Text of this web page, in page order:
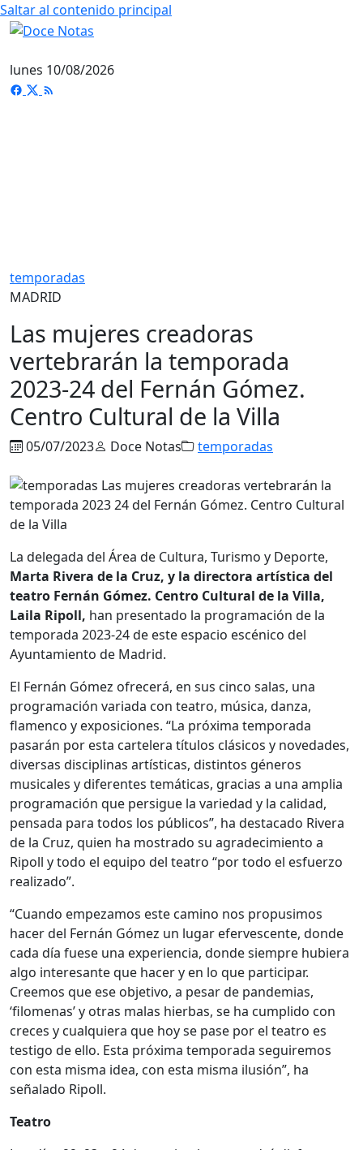
Saltar al contenido principal
lunes 10/08/2026
temporadas
MADRID
Las mujeres creadoras
vertebrarán la temporada
2023-24 del Fernán Gómez.
Centro Cultural de la Villa
05/07/2023 Doce Notas temporadas
La delegada del Área de Cultura, Turismo y Deporte,
Marta Rivera de la Cruz, y la directora artística del
teatro Fernán Gómez. Centro Cultural de la Villa,
Laila Ripoll, han presentado la programación de la
temporada 2023-24 de este espacio escénico del
Ayuntamiento de Madrid.
El Fernán Gómez ofrecerá, en sus cinco salas, una
programación variada con teatro, música, danza,
flamenco y exposiciones. “La próxima temporada
pasarán por esta cartelera títulos clásicos y novedades,
diversas disciplinas artísticas, distintos géneros
musicales y diferentes temáticas, gracias a una amplia
programación que persigue la variedad y la calidad,
pensada para todos los públicos”, ha destacado Rivera
de la Cruz, quien ha mostrado su agradecimiento a
Ripoll y todo el equipo del teatro “por todo el esfuerzo
realizado”.
“Cuando empezamos este camino nos propusimos
hacer del Fernán Gómez un lugar efervescente, donde
cada día fuese una experiencia, donde siempre hubiera
algo interesante que hacer y en lo que participar.
Creemos que ese objetivo, a pesar de pandemias,
‘filomenas’ y otras malas hierbas, se ha cumplido con
creces y cualquiera que hoy se pase por el teatro es
testigo de ello. Esta próxima temporada seguiremos
con esta misma idea, con esta misma ilusión”, ha
señalado Ripoll.
Teatro